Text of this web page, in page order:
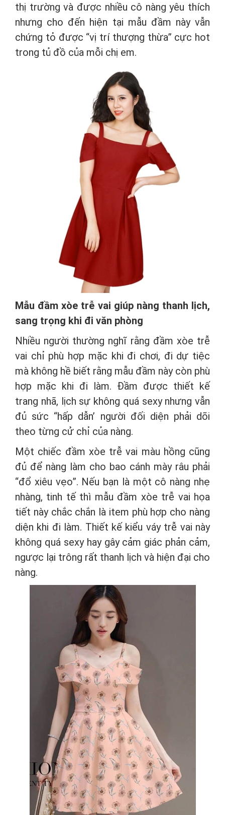
thị trường và được nhiều cô nàng yêu thích
nhưng cho đến hiện tại mẫu đầm này vẫn
chứng tỏ được “vị trí thượng thừa” cực hot
trong tủ đồ của mỗi chị em.
Mẫu đầm xòe trễ vai giúp nàng thanh lịch,
sang trọng khi đi văn phòng
Nhiều người thường nghĩ rằng đầm xòe trễ
vai chỉ phù hợp mặc khi đi chơi, đi dự tiệc
mà không hề biết rằng mẫu đầm này còn phù
hợp mặc khi đi làm. Đầm được thiết kế
trang nhã, lịch sự không quá sexy nhưng vẫn
đủ sức “hấp dẫn’ người đối diện phải dõi
theo từng cử chỉ của nàng.
Một chiếc đầm xòe trễ vai màu hồng cũng
đủ để nàng làm cho bao cánh mày râu phải
“đổ xiêu vẹo”. Nếu bạn là một cô nàng nhẹ
nhàng, tinh tế thì mẫu đầm xòe trễ vai họa
tiết này chắc chắn là item phù hợp cho nàng
diện khi đi làm. Thiết kế kiểu váy trễ vai này
không quá sexy hay gây cảm giác phản cảm,
ngược lại trông rất thanh lịch và hiện đại cho
nàng.